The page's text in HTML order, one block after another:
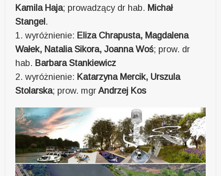
Kamila Haja; prowadzący dr hab. Michał
Stangel .
1. wyróżnienie: Eliza Chrapusta, Magdalena
Wałek, Natalia Sikora, Joanna Woś; prow. dr
hab. Barbara Stankiewicz
2. wyróżnienie: Katarzyna Mercik, Urszula
Stolarska; prow. mgr Andrzej Kos